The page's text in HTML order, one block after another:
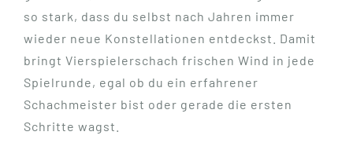
so stark, dass du selbst nach Jahren immer
wieder neue Konstellationen entdeckst. Damit
bringt Vierspielerschach frischen Wind in jede
Spielrunde, egal ob du ein erfahrener
Schachmeister bist oder gerade die ersten
Schritte wagst.